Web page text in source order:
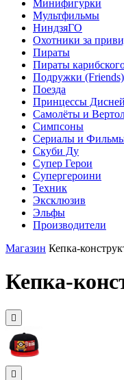
Минифигурки
Мультфильмы
НиндзяГО
Охотники за
Пираты
Пираты
Подружки (Friends)
Поезда
Принцессы Дисней
Самолёты и
Симпсоны
Сериалы и
Скуби Ду
Супер Герои
Супергероини
Техник
Эксклюзив
Эльфы
Производители
Магазин Кепка-
Кепка-